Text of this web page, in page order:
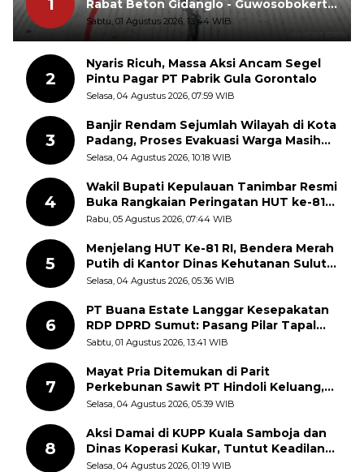
1
Rabat Beton Gidanglo - Guwosobokerto
Sudah Pecah
Sabtu, 01 Agustus 2026, 13:44 WIB
2
Nyaris Ricuh, Massa Aksi Ancam Segel
Pintu Pagar PT Pabrik Gula Gorontalo
Selasa, 04 Agustus 2026, 07:59 WIB
3
Banjir Rendam Sejumlah Wilayah di Kota
Padang, Proses Evakuasi Warga Masih
Berlangsung
Selasa, 04 Agustus 2026, 10:18 WIB
4
Wakil Bupati Kepulauan Tanimbar Resmi
Buka Rangkaian Peringatan HUT ke-81
Kemerdekaan RI, ASN Diajak Perkuat
Rabu, 05 Agustus 2026, 07:44 WIB
5
Menjelang HUT Ke-81 RI, Bendera Merah
Putih di Kantor Dinas Kehutanan Sulut
Disorot Warga
Selasa, 04 Agustus 2026, 05:36 WIB
6
PT Buana Estate Langgar Kesepakatan
RDP DPRD Sumut: Pasang Pilar Tapal
Batas Sepihak Tanpa Libatkan
Sabtu, 01 Agustus 2026, 13:41 WIB
7
Mayat Pria Ditemukan di Parit
Perkebunan Sawit PT Hindoli Keluang,
Polisi Selidiki Penyebab Kematian
Selasa, 04 Agustus 2026, 05:39 WIB
8
Aksi Damai di KUPP Kuala Samboja dan
Dinas Koperasi Kukar, Tuntut Keadilan
dan Kesempatan Kerja yang Adil
Selasa, 04 Agustus 2026, 01:19 WIB